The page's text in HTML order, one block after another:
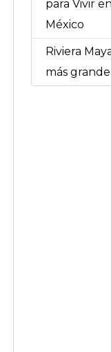
para Vivir
México
Riviera
más